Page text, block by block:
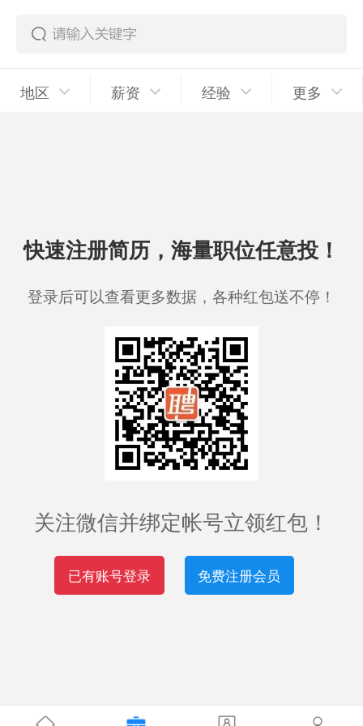
地区 薪资 经验 更多
快速注册简历，海量职位任意投！
登录后可以查看更多数据，各种红包送不停！
关注微信并绑定帐号立领红包！
已有账号登录 免费注册会员